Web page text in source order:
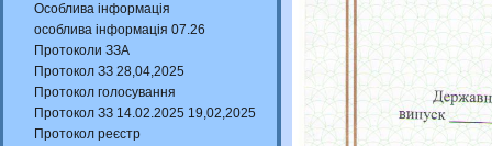
Особлива інформація
особлива інформація 07.26
Протоколи ЗЗА
Протокол ЗЗ 28,04,2025
Протокол голосування
Протокол ЗЗ 14.02.2025 19,02,2025
Протокол реєстр